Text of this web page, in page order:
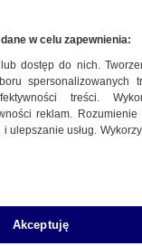
zapisuje się
w kategorii
i
Jana
w celu zapewnienia:
dostęp do nich.
spersonalizowanych
treści.
reklam.
ulepszanie usług.
Akceptuję